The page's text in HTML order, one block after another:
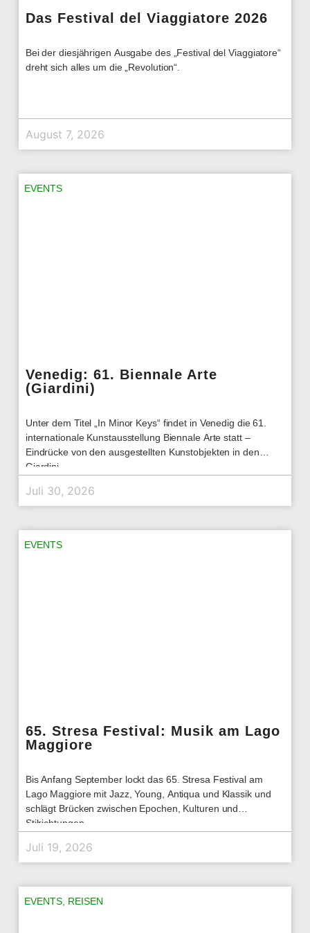
Das Festival del Viaggiatore 2026
Bei der diesjährigen Ausgabe des „Festival del Viaggiatore“
dreht sich alles um die „Revolution“.
August 7, 2026
EVENTS
Venedig: 61. Biennale Arte
(Giardini)
Unter dem Titel „In Minor Keys“ findet in Venedig die 61.
internationale Kunstausstellung Biennale Arte statt –
Eindrücke von den ausgestellten Kunstobjekten in den
Giardini.
Juli 30, 2026
EVENTS
65. Stresa Festival: Musik am Lago
Maggiore
Bis Anfang September lockt das 65. Stresa Festival am
Lago Maggiore mit Jazz, Young, Antiqua und Klassik und
schlägt Brücken zwischen Epochen, Kulturen und
Stilrichtungen.
Juli 19, 2026
EVENTS, REISEN